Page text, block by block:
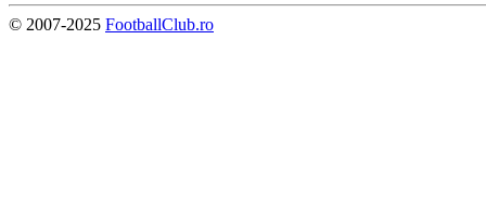
© 2007-2025 FootballClub.ro